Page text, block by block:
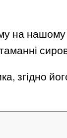
на нашому